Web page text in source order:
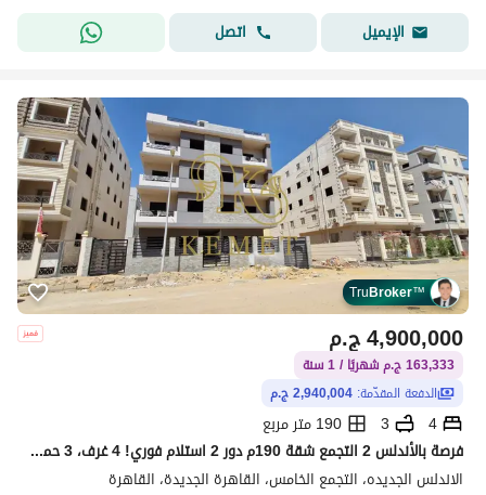
الإيميل
اتصل
TruBroker™
ج.م4,900,000
163,333 ج.م شهريًا / 1 سنة
الدفعة المقدّمة: 2,940,004 ج.م
4
3
190 متر مربع
فرصة بالأندلس 2 التجمع شقة 190م دور 2 استلام فوري! 4 غرف، 3 حمام، ريسبشن واسع. بالعداد والأسانسير والجراج وحصة بالأرض. نصف تشطيب.
الاندلس الجديده، التجمع الخامس، القاهرة الجديدة، القاهرة